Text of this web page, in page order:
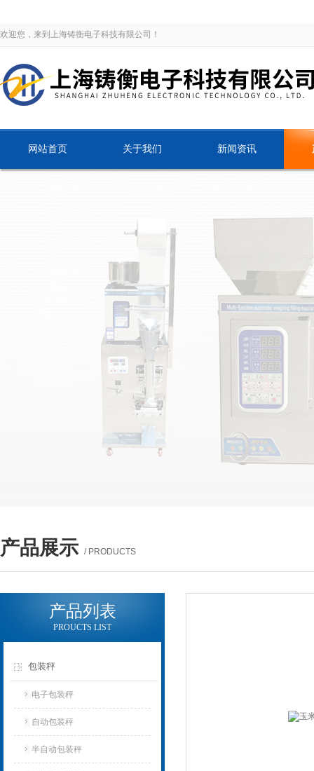
欢迎您，来到上海铸衡电子科技有限公司！
网站首页 关于我们 新闻资讯
产品展示 / PRODUCTS
产品列表
PROUCTS LIST
包装秤
电子包装秤
自动包装秤
半自动包装秤